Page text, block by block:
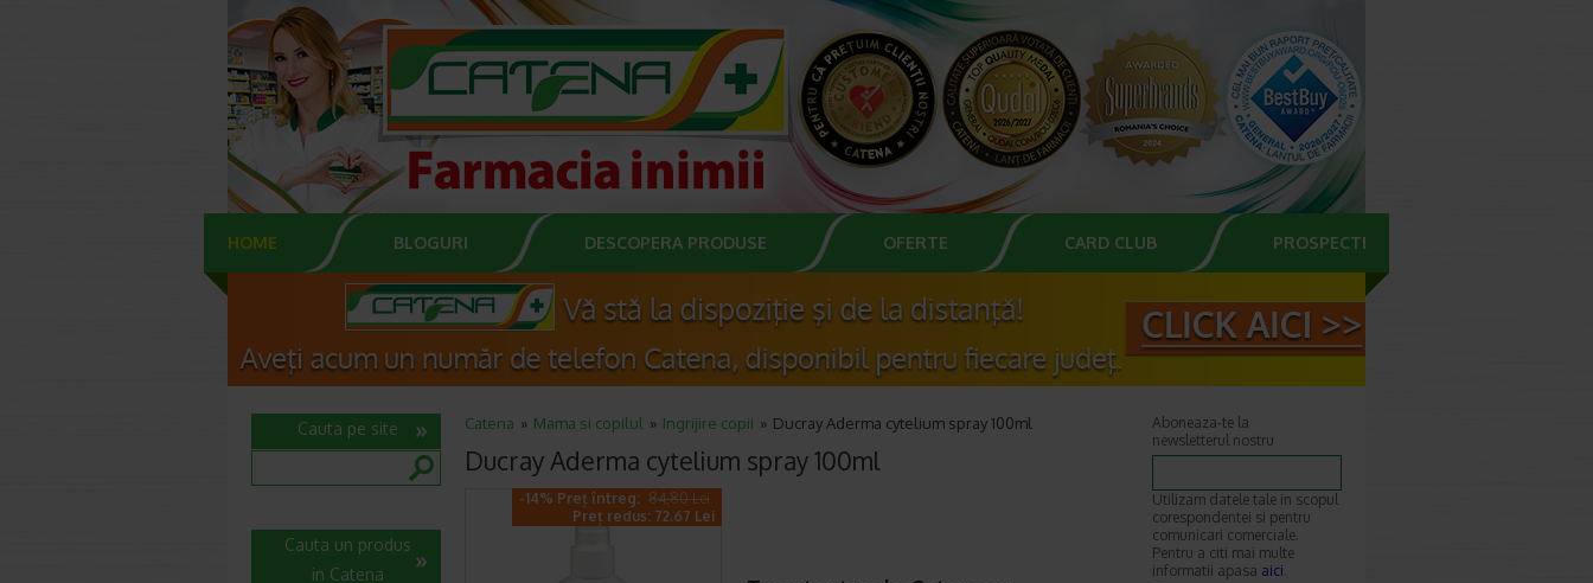
HOME BLOGURI DESCOPERA PRODUSE OFERTE CARD CLUB PROSPECTE
Catena Mama si copilul Ingrijire copii Ducray Aderma cytelium spray 100ml
Ducray Aderma cytelium spray 100ml
-14% Preț întreg: 84,80 Lei
Preț redus: 72.67 Lei
Cauta pe site
Cauta un produs
in Catena
Aboneaza-te la
newsletterul nostru
Utilizam datele tale in scopul
corespondentei si pentru
comunicari comerciale.
Pentru a citi mai multe
informatii apasa aici.